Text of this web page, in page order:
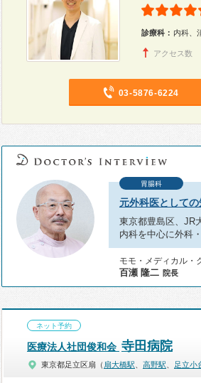
診療科： 内科、
アクセス数
03-5876-6224
胃腸科
元外科医として
東京都豊島区、JR
内科を中心に外科
モモ・メディカル・
百瀬 隆二 院長
ネット予約
医療法人社団俊和会 寺田病院
東京都足立区扇（ 扇大橋駅 高野駅 足立小